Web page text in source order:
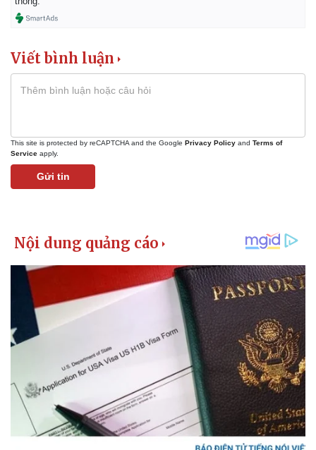
Doanh nghiệp
Thông tin doanh nghiệp
Viết bình luận
This site is protected by reCAPTCHA and the Google Privacy Policy and Terms of
Service apply.
Gửi tin